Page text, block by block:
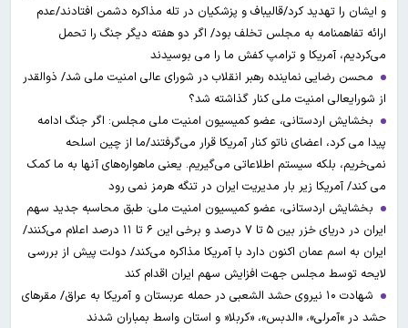
و ایشان را تهدید کرد/قالیباف و پزشکیان در تله مذاکره دشمن افتادند/عدم
ارائه تفاهمنامه به مجلس تخلف بود/ اگر دو هفته دیگر جنگ را تحمل
می‌کردیم، آمریکا و ترامپ کفش ما را می بوسیدند
محسن رضایی نماینده رهبر انقلاب در شورای عالی امنیت ملی شد/ ذوالقدر
از شورایعالی امنیت ملی کنار گذاشته شد؟
بخشایش اردستانی، عضو کمیسیون امنیت ملی مجلس: اگر جنگ ادامه
پیدا می کرد، اعضای ناتو کنار آمریکا قرار می‌گرفتند/ما از چین اسلحه
نمی‌خریم، بلکه سیستم اطلاعاتی می‌گیریم. یعنی ماهواره‌های آنها به ما کمک
می کند/ آمریکا زیر بار مدیریت ایران در تنگه هرمز نمی رود
بخشایش اردستانی، عضو کمیسیون امنیت ملی: طبق محاسبه جدید سهم
ایران در دریای خزر بین ۵ تا ۷ درصد و برخی این ۶ تا ۱۱ درصد اعلام می‌کنند/
ایران به اسم عمان اکنون دارد با آمریکا مذاکره می‌کند/ دولت پیش از بررسی
لایحه توسط مجلس جهت افزایش سهم ایران اقدام کند
شهادت ۱۰ نیروی حشد الشعبی در حمله عربستان و آمریکا به عراق/ مقرهای
حشد در »آمرلی»، «الدبس»، «کربلا« و استان واسط بمباران شدند